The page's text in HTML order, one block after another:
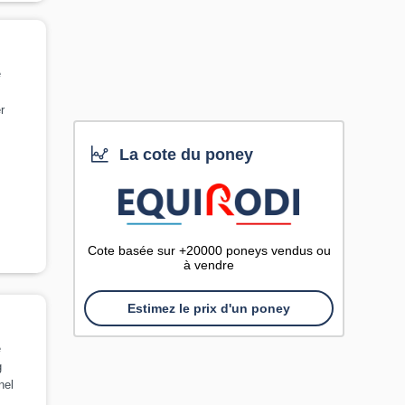
La cote du poney
Cote basée sur +20000 poneys vendus ou
à vendre
Estimez le prix d'un poney